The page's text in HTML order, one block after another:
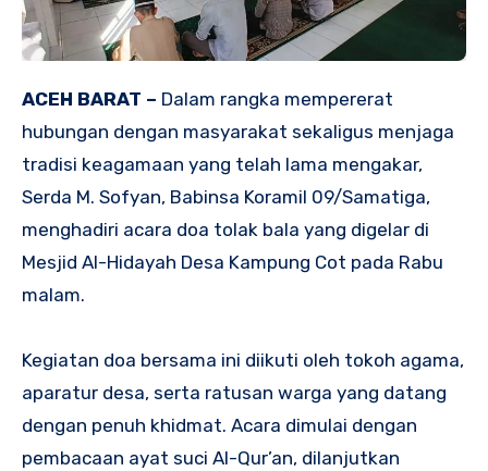
ACEH BARAT – Dalam rangka mempererat
hubungan dengan masyarakat sekaligus menjaga
tradisi keagamaan yang telah lama mengakar,
Serda M. Sofyan, Babinsa Koramil 09/Samatiga,
menghadiri acara doa tolak bala yang digelar di
Mesjid Al-Hidayah Desa Kampung Cot pada Rabu
malam.
Kegiatan doa bersama ini diikuti oleh tokoh agama,
aparatur desa, serta ratusan warga yang datang
dengan penuh khidmat. Acara dimulai dengan
pembacaan ayat suci Al-Qur’an, dilanjutkan